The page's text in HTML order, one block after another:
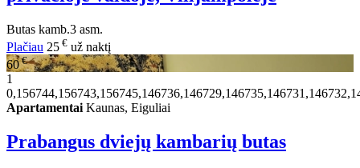
Butas kamb.3 asm.
Plačiau 25 € už naktį
60€
1
Apartamentai Kaunas, Eiguliai
Prabangus dviejų kambarių butas